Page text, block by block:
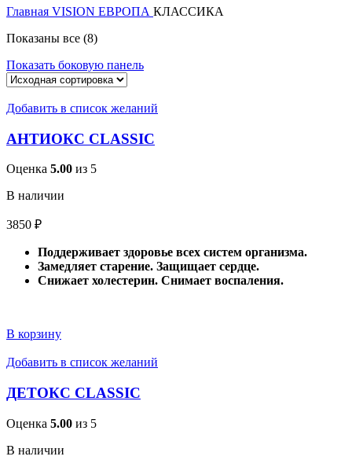
Главная VISION ЕВРОПА КЛАССИКА
Показаны все (8)
Показать боковую панель
Добавить в список желаний
АНТИОКС CLASSIC
Оценка 5.00 из 5
В наличии
3850 ₽
Поддерживает здоровье всех систем организма.
Замедляет старение. Защищает сердце.
Снижает холестерин. Снимает воспаления.
В корзину
Добавить в список желаний
ДЕТОКС CLASSIC
Оценка 5.00 из 5
В наличии